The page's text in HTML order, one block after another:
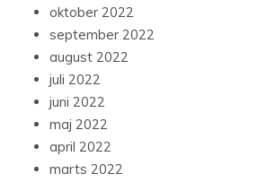
oktober 2022
september 2022
august 2022
juli 2022
juni 2022
maj 2022
april 2022
marts 2022